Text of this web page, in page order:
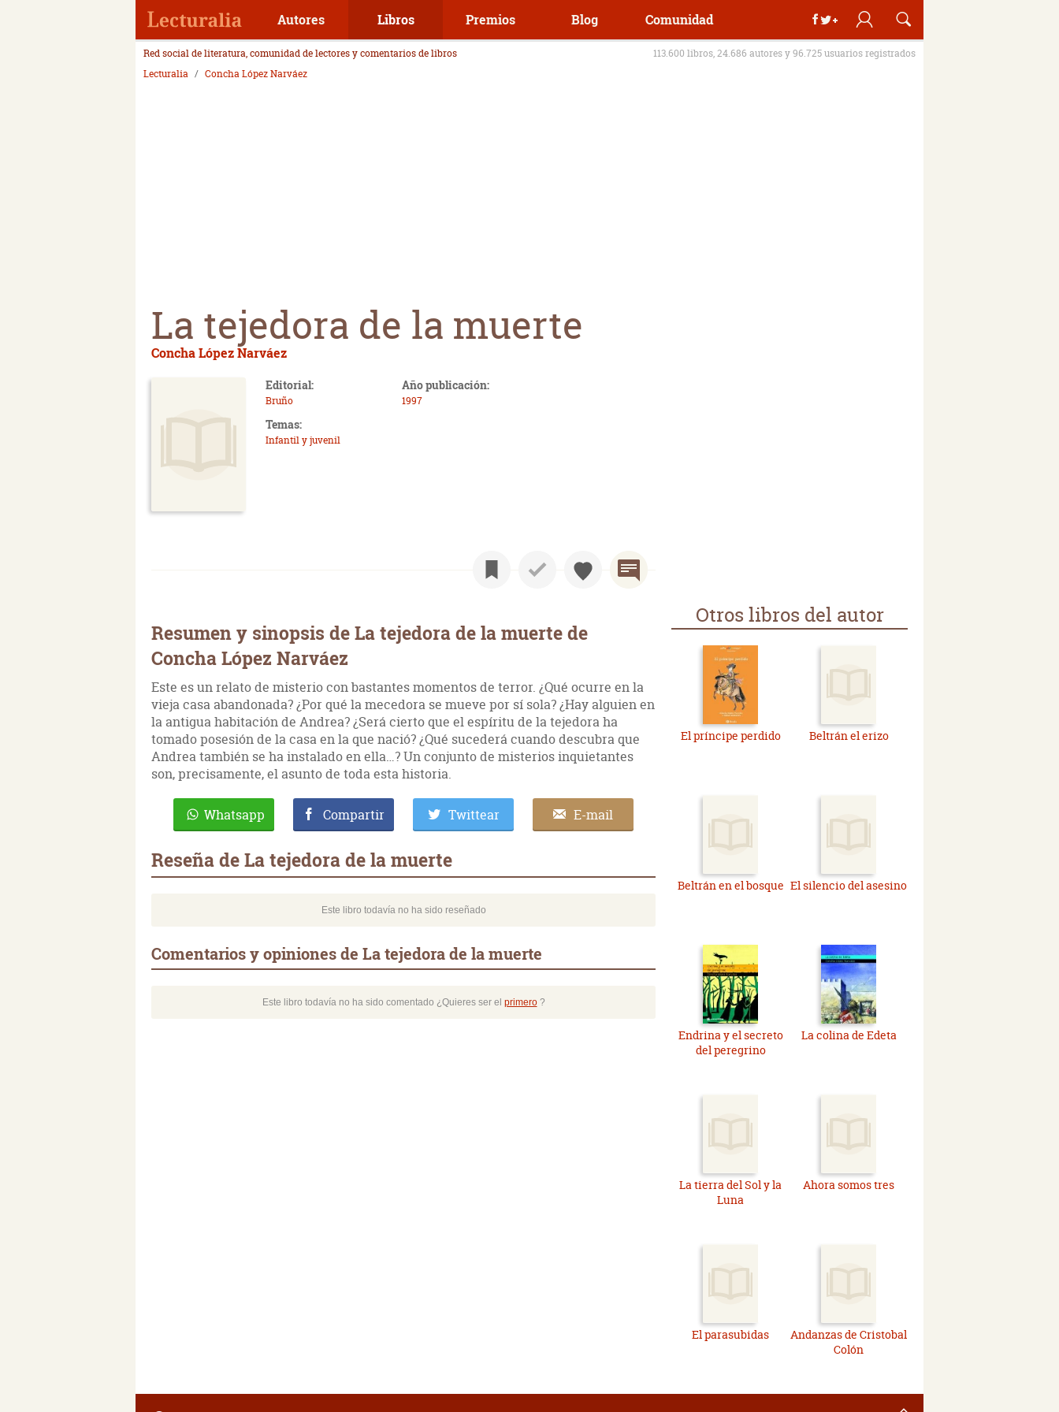
Autores Libros Premios Blog Comunidad
Red social de literatura, comunidad de lectores y comentarios de libros
113.600 libros, 24.686 autores y 96.725 usuarios registrados
Lecturalia
Concha López Narváez
La tejedora de la muerte
Concha López Narváez
Editorial:
Bruño
Año publicación:
1997
Temas:
Infantil y juvenil
Resumen y sinopsis de La tejedora de la muerte de
Concha López Narváez
Este es un relato de misterio con bastantes momentos de terror. ¿Qué ocurre en la
vieja casa abandonada? ¿Por qué la mecedora se mueve por sí sola? ¿Hay alguien en
la antigua habitación de Andrea? ¿Será cierto que el espíritu de la tejedora ha
tomado posesión de la casa en la que nació? ¿Qué sucederá cuando descubra que
Andrea también se ha instalado en ella…? Un conjunto de misterios inquietantes
son, precisamente, el asunto de toda esta historia.
Whatsapp Compartir Twittear E-mail
Reseña de La tejedora de la muerte
Este libro todavía no ha sido reseñado
Comentarios y opiniones de La tejedora de la muerte
Este libro todavía no ha sido comentado ¿Quieres ser el primero?
Otros libros del autor
El príncipe perdido Beltrán el erizo
Beltrán en el bosque El silencio del asesino
Endrina y el secreto
del peregrino
La colina de Edeta
La tierra del Sol y la
Luna
Ahora somos tres
El parasubidas
Andanzas de Cristobal
Colón